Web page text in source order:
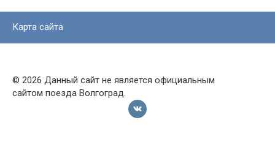
Карта сайта
© 2026 Данный сайт не является официальным
сайтом поезда Волгоград.